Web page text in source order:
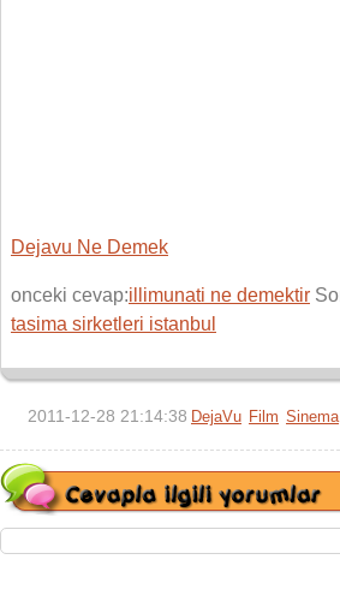
Dejavu Ne Demek
onceki cevap:illimunati ne demektir
tasima sirketleri istanbul
2011-12-28 21:14:38 DejaVu Film Sinema